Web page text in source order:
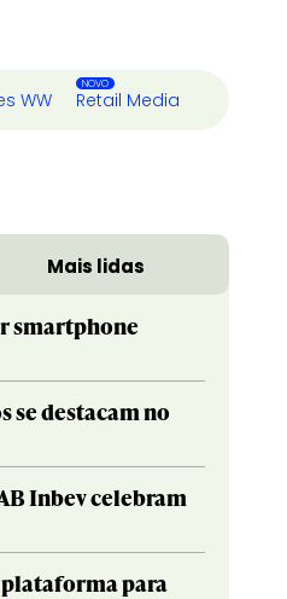
WW Retail Media
Mais lidas
smartphone
se destacam no
Inbev celebram
para